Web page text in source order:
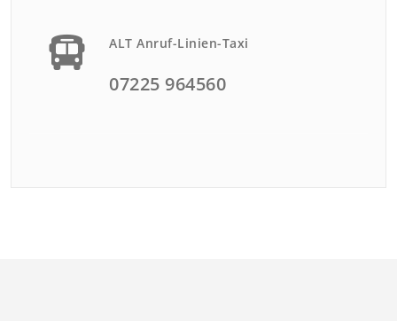
ALT Anruf-Linien-Taxi
07225 964560